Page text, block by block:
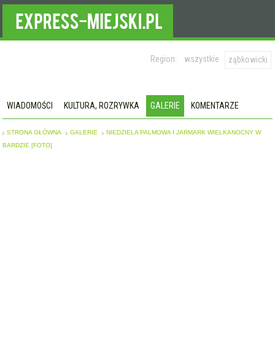
Region: wszystkie ząbkowicki
WIADOMOŚCI KULTURA, ROZRYWKA GALERIE KOMENTARZE
STRONA GŁÓWNA GALERIE
NIEDZIELA PALMOWA I JARMARK WIELKANOCNY W
BARDZIE [FOTO]